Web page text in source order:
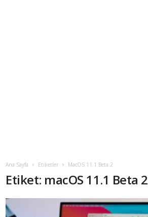
Ana Sayfa Etiketler MacOS 11.1 Beta 2
Etiket: macOS 11.1 Beta 2